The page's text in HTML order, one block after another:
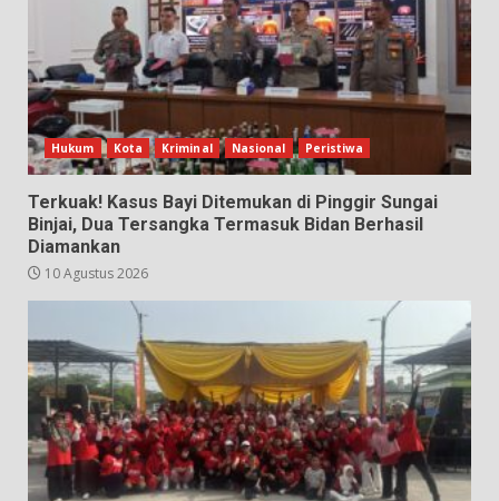
Hukum Kota Kriminal Nasional Peristiwa
Terkuak! Kasus Bayi Ditemukan di Pinggir Sungai
Binjai, Dua Tersangka Termasuk Bidan Berhasil
Diamankan
10 Agustus 2026